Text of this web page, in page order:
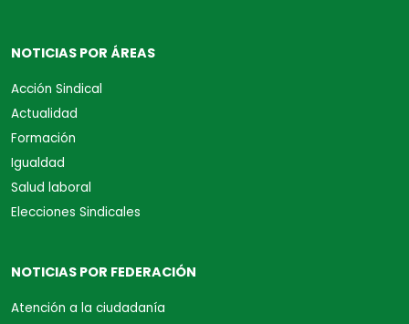
NOTICIAS POR ÁREAS
Acción Sindical
Actualidad
Formación
Igualdad
Salud laboral
Elecciones Sindicales
NOTICIAS POR FEDERACIÓN
Atención a la ciudadanía